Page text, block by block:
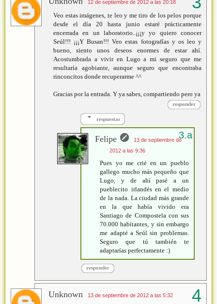
12 de septiembre de 2012 a las 20:18
Veo estas imágenes, te leo y me tiro de los pelos porque
desde el día 20 hasta junio estaré prácticamente
encerrada en un laboratorio..¡¡¡y yo quiero conocer
Seúl!!! ¡¡¡Y Busan!!! Veo estas fotografías y os leo y
bueno, siento unos deseos enormes de estar ahí.
Acostumbrada a vivir en Lugo a mi seguro que me
resultaría agobiante, aunque seguro que encontraba
rinconcitos donde recuperarme ^^
Gracias por la entrada. Y ya sabes, compartiendo pero ya
responder
respuestas
Felipe
13 de septiembre de
2012 a las 9:36
Pues yo me crié en un pueblo
gallego mucho más pequeño que
Lugo, y de ahí pasé a un
pueblecito irlandés en el medio
de la nada. La ciudad más grande
en la que había vivido era
Santiago de Compostela con sus
70.000 habitantes, y sin embargo
me adapté a Seúl sin problemas.
Seguro que tú también te
adaptarías perfectamente :)
responder
Unknown 13 de septiembre de 2012 a las 5:32